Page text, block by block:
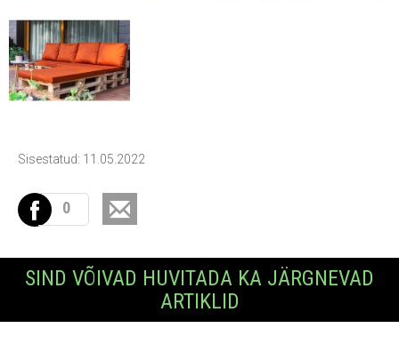
Sisestatud: 11.05.2022
0
SIND VÕIVAD HUVITADA KA JÄRGNEVAD
ARTIKLID